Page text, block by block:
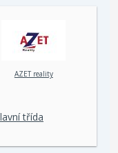
AZET reality
třída